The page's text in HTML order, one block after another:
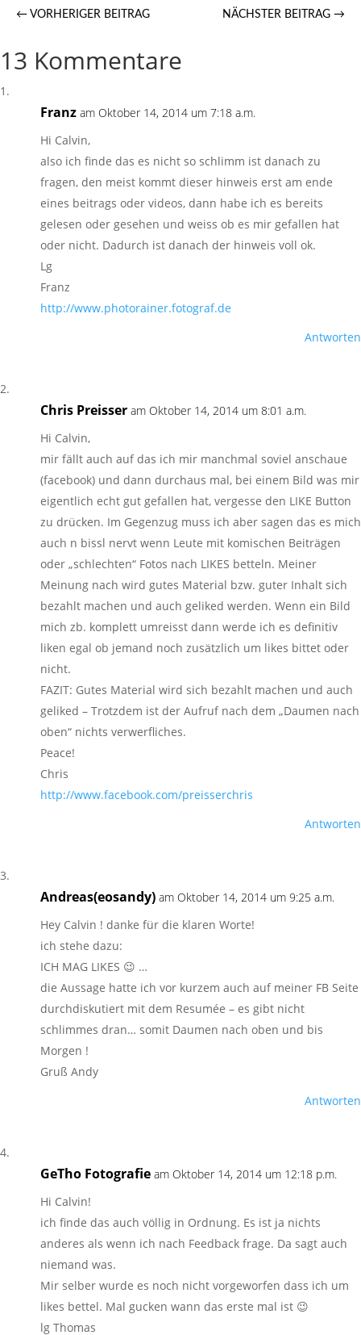
← VORHERIGER BEITRAG NÄCHSTER BEITRAG →
13 Kommentare
Franz am Oktober 14, 2014 um 7:18 a.m.
Hi Calvin,
also ich finde das es nicht so schlimm ist danach zu
fragen, den meist kommt dieser hinweis erst am ende
eines beitrags oder videos, dann habe ich es bereits
gelesen oder gesehen und weiss ob es mir gefallen hat
oder nicht. Dadurch ist danach der hinweis voll ok.
Lg
Franz
http://www.photorainer.fotograf.de
Antworten
Chris Preisser am Oktober 14, 2014 um 8:01 a.m.
Hi Calvin,
mir fällt auch auf das ich mir manchmal soviel anschaue
(facebook) und dann durchaus mal, bei einem Bild was mir
eigentlich echt gut gefallen hat, vergesse den LIKE Button
zu drücken. Im Gegenzug muss ich aber sagen das es mich
auch n bissl nervt wenn Leute mit komischen Beiträgen
oder „schlechten“ Fotos nach LIKES betteln. Meiner
Meinung nach wird gutes Material bzw. guter Inhalt sich
bezahlt machen und auch geliked werden. Wenn ein Bild
mich zb. komplett umreisst dann werde ich es definitiv
liken egal ob jemand noch zusätzlich um likes bittet oder
nicht.
FAZIT: Gutes Material wird sich bezahlt machen und auch
geliked – Trotzdem ist der Aufruf nach dem „Daumen nach
oben“ nichts verwerfliches.
Peace!
Chris
http://www.facebook.com/preisserchris
Antworten
Andreas(eosandy) am Oktober 14, 2014 um 9:25 a.m.
Hey Calvin ! danke für die klaren Worte!
ich stehe dazu:
ICH MAG LIKES 😉 …
die Aussage hatte ich vor kurzem auch auf meiner FB Seite
durchdiskutiert mit dem Resumée – es gibt nicht
schlimmes dran… somit Daumen nach oben und bis
Morgen !
Gruß Andy
Antworten
GeTho Fotografie am Oktober 14, 2014 um 12:18 p.m.
Hi Calvin!
ich finde das auch völlig in Ordnung. Es ist ja nichts
anderes als wenn ich nach Feedback frage. Da sagt auch
niemand was.
Mir selber wurde es noch nicht vorgeworfen dass ich um
likes bettel. Mal gucken wann das erste mal ist 😉
lg Thomas